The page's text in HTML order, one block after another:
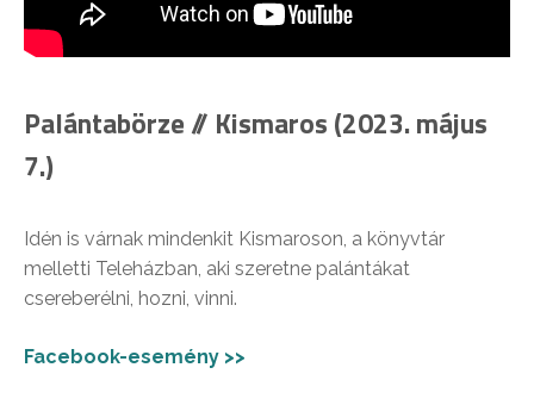
Palántabörze // Kismaros (2023. május
7.)
Idén is várnak mindenkit Kismaroson, a könyvtár
melletti Teleházban, aki szeretne palántákat
csereberélni, hozni, vinni.
Facebook-esemény >>